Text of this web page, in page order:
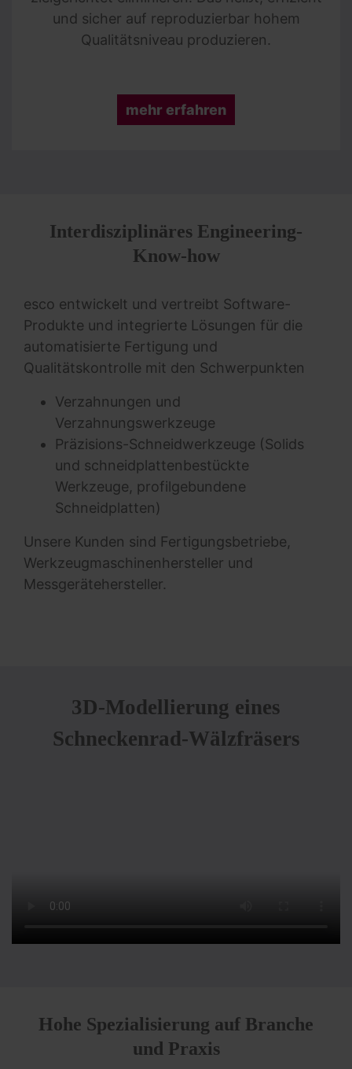
und sicher auf reproduzierbar hohem
Qualitätsniveau produzieren.
mehr erfahren
Interdisziplinäres Engineering-
Know-how
esco entwickelt und vertreibt Software-
Produkte und integrierte Lösungen für die
auto­matisierte Fertigung und
Qualitätskontrolle mit den Schwerpunkten
Verzahnungen und
Verzahnungswerkzeuge
Präzisions-Schneidwerkzeuge (Solids
und schneidplattenbestückte
Werkzeuge, profil­gebundene
Schneidplatten)
Unsere Kunden sind Fertigungsbetriebe,
Werkzeugmaschinenhersteller und
Messgerätehersteller.
3D-Modellierung eines
Schneckenrad-Wälzfräsers
Hohe Spezialisierung auf Branche
und Praxis